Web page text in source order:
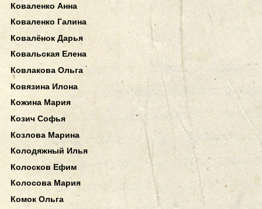
Коваленко Анна
Коваленко Галина
Ковалёнок Дарья
Ковальская Елена
Ковлакова Ольга
Ковязина Илона
Кожина Мария
Козич Софья
Козлова Марина
Колодяжный Илья
Колосков Ефим
Колосова Мария
Комок Ольга